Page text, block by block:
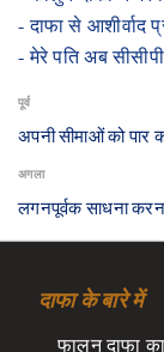
- ​दाफा से आशीर्वाद
- ​मेरे पति अब
पूर्व
​अपनी सीमाओं को
अगला
​लगनपूर्वक साधना
दाफा के बारे में
फालुन दाफा